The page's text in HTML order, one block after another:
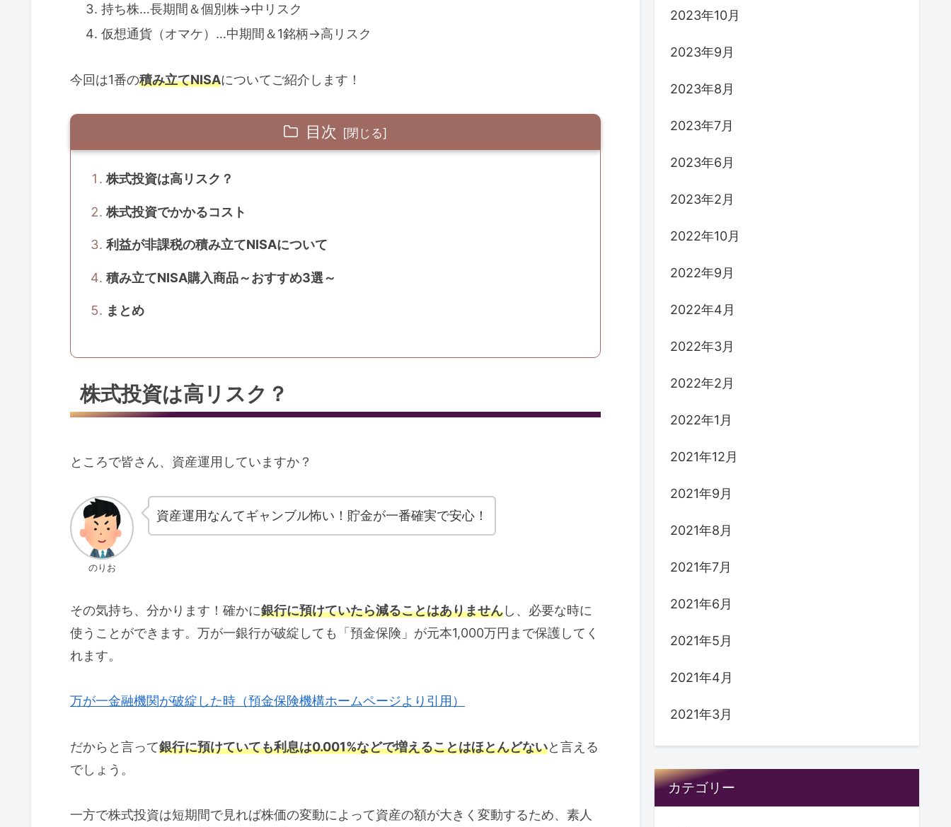
持ち株…長期間＆個別株→中リスク
仮想通貨（オマケ）…中期間＆1銘柄→高リスク
今回は1番の積み立てNISAについてご紹介します！
目次
株式投資は高リスク？
株式投資でかかるコスト
利益が非課税の積み立てNISAについて
積み立てNISA購入商品～おすすめ3選～
まとめ
株式投資は高リスク？
ところで皆さん、資産運用していますか？
のりお
資産運用なんてギャンブル怖い！貯金が一番確実で安心！
その気持ち、分かります！確かに銀行に預けていたら減ることはありませんし、必要な時に
使うことができます。万が一銀行が破綻しても「預金保険」が元本1,000万円まで保護してく
れます。
万が一金融機関が破綻した時（預金保険機構ホームページより引用）
だからと言って銀行に預けていても利息は0.001%などで増えることはほとんどないと言える
でしょう。
一方で株式投資は短期間で見れば株価の変動によって資産の額が大きく変動するため、素人
2023年10月
2023年9月
2023年8月
2023年7月
2023年6月
2023年2月
2022年10月
2022年9月
2022年4月
2022年3月
2022年2月
2022年1月
2021年12月
2021年9月
2021年8月
2021年7月
2021年6月
2021年5月
2021年4月
2021年3月
カテゴリー